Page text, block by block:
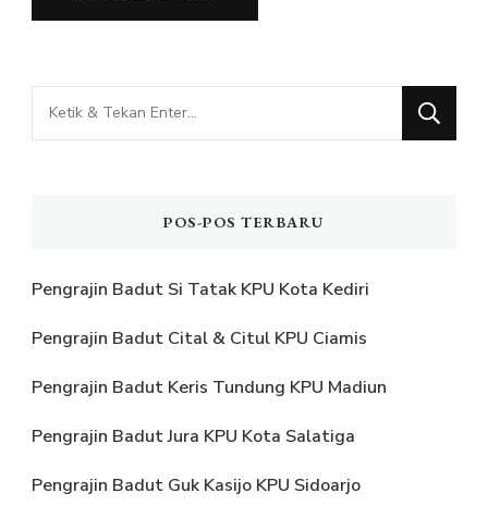
Mencari
Sesuatu?
POS-POS TERBARU
Pengrajin Badut Si Tatak KPU Kota Kediri
Pengrajin Badut Cital & Citul KPU Ciamis
Pengrajin Badut Keris Tundung KPU Madiun
Pengrajin Badut Jura KPU Kota Salatiga
Pengrajin Badut Guk Kasijo KPU Sidoarjo